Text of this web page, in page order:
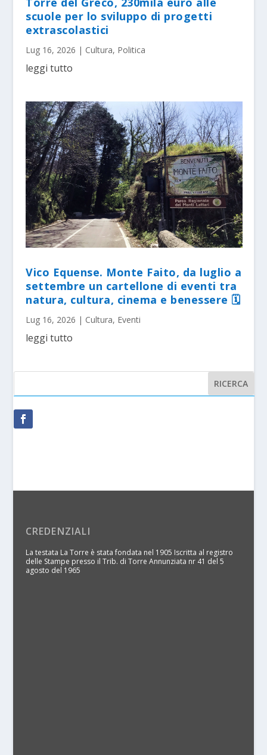
scuole per lo sviluppo di progetti
extrascolastici
Lug 16, 2026 | Cultura, Politica
leggi tutto
Vico Equense. Monte Faito, da luglio a
settembre un cartellone di eventi tra
natura, cultura, cinema e benessere 🗓
Lug 16, 2026 | Cultura, Eventi
leggi tutto
CREDENZIALI
La testata La Torre è stata fondata nel 1905 Iscritta al registro
delle Stampe presso il Trib. di Torre Annunziata nr 41 del 5
agosto del 1965